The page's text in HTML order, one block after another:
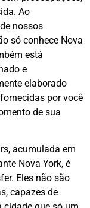
Ao
nossos
só conhece Nova
está
e
elaborado
por você
de sua
acumulada em
Nova York, é
Eles não são
capazes de